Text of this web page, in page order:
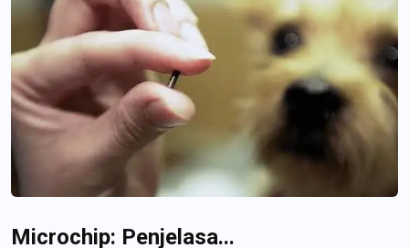
Microchip: Penjelasa...